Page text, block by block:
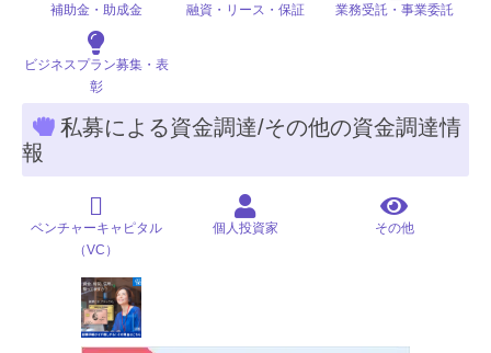
補助金・助成金 融資・リース・保証 業務受託・事業委託
ビジネスプラン募集・表
彰
私募による資金調達/その他の資金調達情
報
ベンチャーキャピタル
（VC）
個人投資家 その他